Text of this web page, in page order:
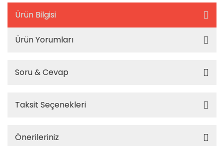
Ürün Bilgisi
Ürün Yorumları
Soru & Cevap
Taksit Seçenekleri
Önerileriniz